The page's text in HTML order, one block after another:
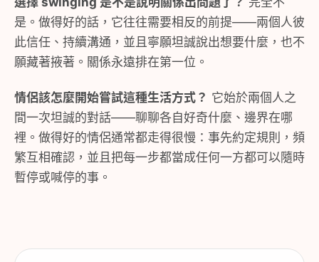
是。做得好的話，它往往需要相反的前提——兩個人彼
此信任、持續溝通，並且寧願坦誠說出想要什麼，也不
願藏著掖著。關係永遠排在第一位。
情侶該怎麼開始嘗試這種生活方式？ 它始於兩個人之
間一次坦誠的對話——聊聊各自好奇什麼、邊界在哪
裡。做得好的情侶通常都走得很慢：事先約定規則，頻
繁互相確認，並且把每一步都當成任何一方都可以隨時
暫停或喊停的事。